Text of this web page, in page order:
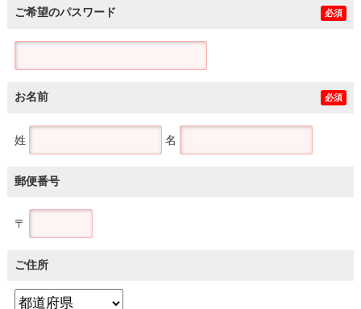
ご希望のパスワード 必須
お名前 必須
姓 名
郵便番号
〒
ご住所